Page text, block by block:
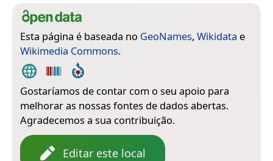
Esta página é baseada no GeoNames, Wikidata e
Wikimedia Commons.
Gostaríamos de contar com o seu apoio para
melhorar as nossas fontes de dados abertas.
Agradecemos a sua contribuição.
Editar este local